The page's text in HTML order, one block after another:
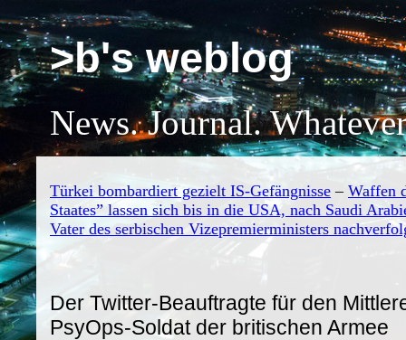
>b's weblog
News. Journal.
Türkei bombardiert gezielt IS-Gefängnisse – Waffen
Staates” lassen sich bis in die USA, nach Saudi
Vater des serbischen Vizepremierministers
Der Twitter-Beauftragte für den
PsyOps-Soldat der britischen Armee